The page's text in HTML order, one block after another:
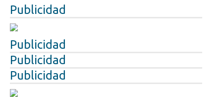
Publicidad
Publicidad
Publicidad
Publicidad